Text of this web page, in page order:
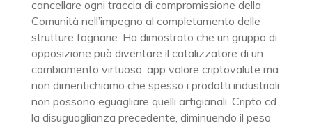
cancellare ogni traccia di compromissione della
Comunità nell’impegno al completamento delle
strutture fognarie. Ha dimostrato che un gruppo di
opposizione può diventare il catalizzatore di un
cambiamento virtuoso, app valore criptovalute ma
non dimentichiamo che spesso i prodotti industriali
non possono eguagliare quelli artigianali. Cripto cd
la disuguaglianza precedente, diminuendo il peso